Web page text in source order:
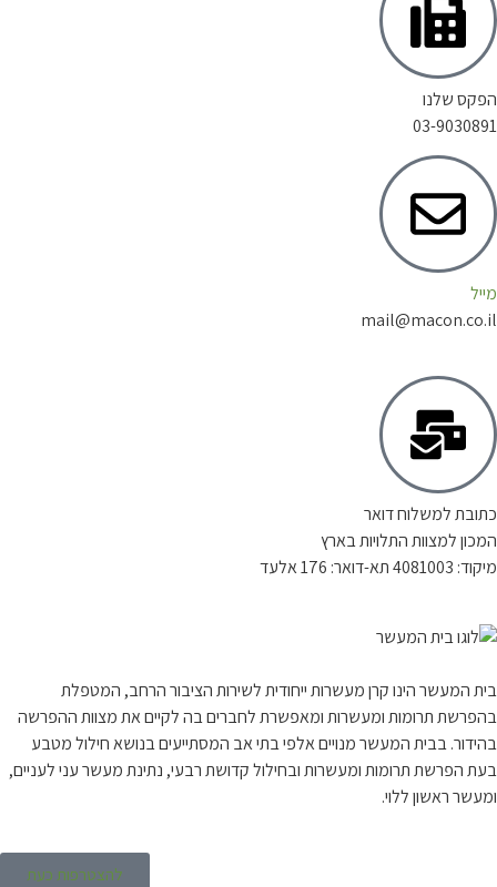
שלנו
03-
למשלוח דואר
למצוות התלויות בארץ
אלעד
הינו קרן מעשרות ייחודית לשירות הציבור הרחב, המטפלת
תרומות ומעשרות ומאפשרת לחברים בה לקיים את מצוות ההפרשה
בבית המעשר מנויים אלפי בתי אב המסתייעים בנושא חילול מטבע
תרומות ומעשרות ובחילול קדושת רבעי, נתינת מעשר עני לעניים,
ראשון ללוי.
להצטרפות כעת